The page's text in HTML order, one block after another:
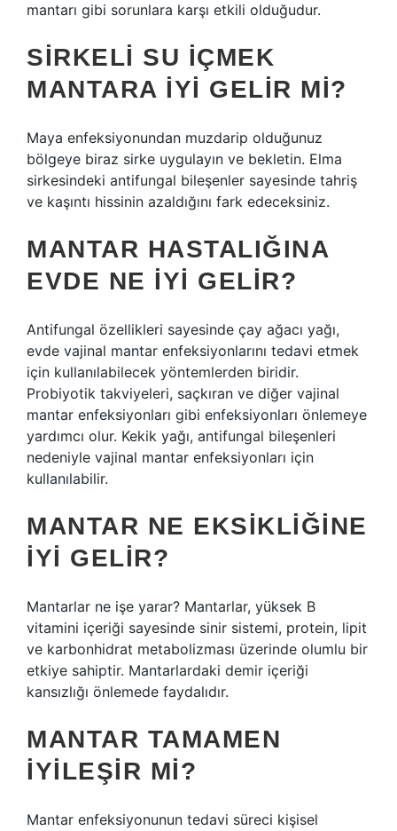
mantarı gibi sorunlara karşı etkili olduğudur.
SIRKELI SU IÇMEK
MANTARA IYI GELIR MI?
Maya enfeksiyonundan muzdarip olduğunuz
bölgeye biraz sirke uygulayın ve bekletin. Elma
sirkesindeki antifungal bileşenler sayesinde tahriş
ve kaşıntı hissinin azaldığını fark edeceksiniz.
MANTAR HASTALIĞINA
EVDE NE IYI GELIR?
Antifungal özellikleri sayesinde çay ağacı yağı,
evde vajinal mantar enfeksiyonlarını tedavi etmek
için kullanılabilecek yöntemlerden biridir.
Probiyotik takviyeleri, saçkıran ve diğer vajinal
mantar enfeksiyonları gibi enfeksiyonları önlemeye
yardımcı olur. Kekik yağı, antifungal bileşenleri
nedeniyle vajinal mantar enfeksiyonları için
kullanılabilir.
MANTAR NE EKSIKLIĞINE
IYI GELIR?
Mantarlar ne işe yarar? Mantarlar, yüksek B
vitamini içeriği sayesinde sinir sistemi, protein, lipit
ve karbonhidrat metabolizması üzerinde olumlu bir
etkiye sahiptir. Mantarlardaki demir içeriği
kansızlığı önlemede faydalıdır.
MANTAR TAMAMEN
IYILEŞIR MI?
Mantar enfeksiyonunun tedavi süreci kişisel